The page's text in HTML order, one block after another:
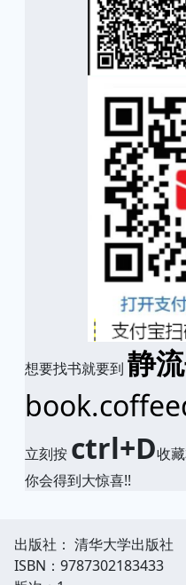
想要找书就要到 静
立刻按 ctrl+D收
你会得到大惊喜!!
出版社： 清华大学出版社
ISBN：9787302183433